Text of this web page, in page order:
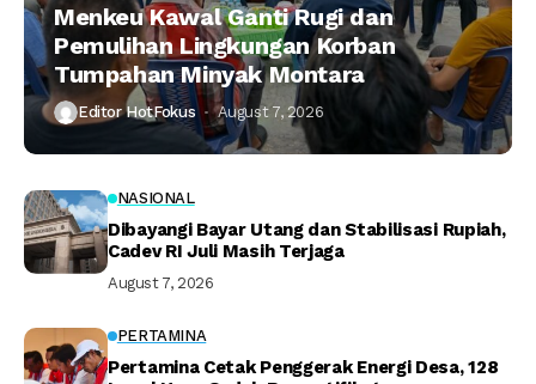
Menkeu Kawal Ganti Rugi dan
Pemulihan Lingkungan Korban
Tumpahan Minyak Montara
Editor HotFokus August 7, 2026
NASIONAL
Dibayangi Bayar Utang dan Stabilisasi Rupiah,
Cadev RI Juli Masih Terjaga
August 7, 2026
PERTAMINA
Pertamina Cetak Penggerak Energi Desa, 128